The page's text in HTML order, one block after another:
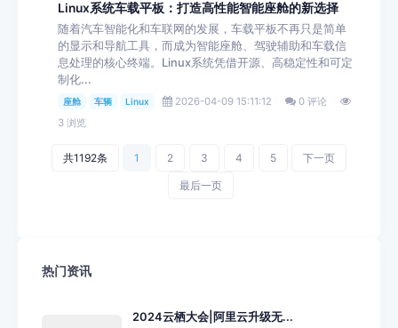
Linux系统车载平板：打造高性能智能座舱的新选择
随着汽车智能化和车联网的发展，车载平板不再只是简单
的显示和导航工具，而成为智能座舱、驾驶辅助和车载信
息处理的核心终端。Linux系统凭借开源、高稳定性和可定
制化...
座舱 车辆 Linux 2026-04-09 15:11:12
0 评论
3 浏览
共1192条 1 2 3 4 5 下一页
最后一页
热门资讯
2024云栖大会|阿里云升级无...